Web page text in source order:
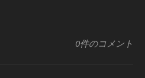
0件のコメント